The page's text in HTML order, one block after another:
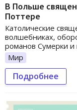
В Польше
Поттере
Католические
волшебниках,
романов Сумерки
Мир
Подробнее